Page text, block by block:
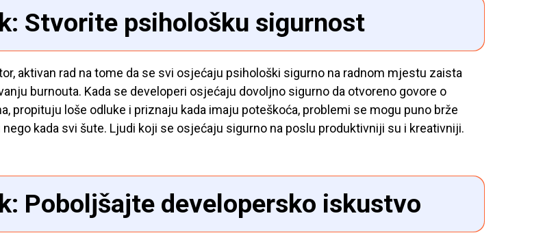
Stvorite psihološku sigurnost
aktivan rad na tome da se svi osjećaju psihološki sigurno na radnom mjestu zaista
burnouta. Kada se developeri osjećaju dovoljno sigurno da otvoreno govore o
propituju loše odluke i priznaju kada imaju poteškoća, problemi se mogu puno brže
kada svi šute. Ljudi koji se osjećaju sigurno na poslu produktivniji su i kreativniji.
Poboljšajte developersko iskustvo